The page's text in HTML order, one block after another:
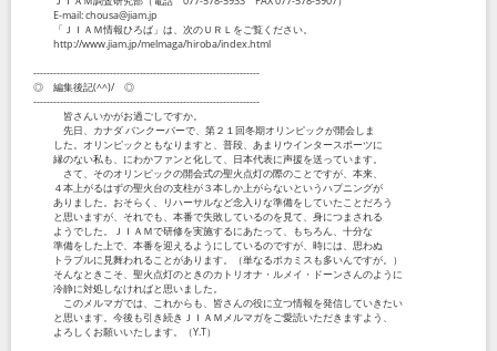
E-mail: chousa@jiam.jp
「ＪＩＡＭ情報ひろば」は、次のＵＲＬをご覧ください。
http://www.jiam.jp/melmaga/hiroba/index.html
--------------------------------------------------------------------
◎ 編集後記(^^)/ ◎
--------------------------------------------------------------------
皆さんいかがお過ごしですか。
先日、カナダ バンクーバーで、第２１回冬期オリンピックが開会しま
した。オリンピックともなりますと、普段、あまりウインタースポーツに
縁のない私も、にわかファンと化して、日本代表に声援を送っています。
さて、そのオリンピックの開会式の聖火点灯の際のことですが、本来、
４本上がるはずの聖火台の支柱が３本しか上がらないというハプニングが
ありました。おそらく、リハーサルなど念入りな準備をしていたことだろう
と思いますが、それでも、本番で失敗しているのを見て、身につまされる
ようでした。ＪＩＡＭで研修を実施するにあたって、もちろん、十分な
準備をした上で、本番を迎えるようにしているのですが、時には、思わぬ
トラブルに見舞われることがあります。（単なるポカミスも多いんですが。）
そんなときこそ、聖火点灯のときのカトリオナ・ルメイ・ドーンさんのように
冷静に対処しなければと思いました。
このメルマガでは、これからも、皆さんの役に立つ情報を発信していきたい
と思います。今後も引き続きＪＩＡＭメルマガをご愛読いただきますよう、
よろしくお願いいたします。（Y.T）